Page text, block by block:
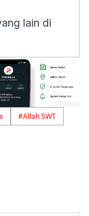
lain di
#Allah SWT